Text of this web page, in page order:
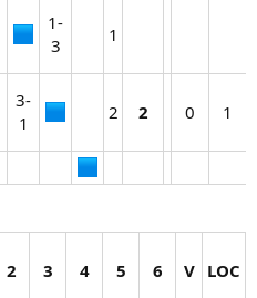
1-
3​
1​
3-
1​
2​ 2 0​ 1​
2 3 4 5 6 V LOC